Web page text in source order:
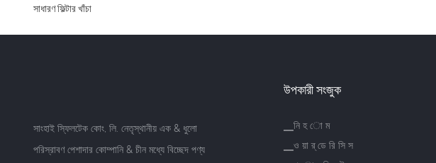
সাধারণ ফিল্টার খাঁচা
সাংহাই স্ফিলটেক কোং, লি. নেতৃস্থানীয় এক & ধুলো
পরিস্রাবণ পেশাদার কোম্পানি & চীন মধ্যে বিচ্ছেদ পণ্য
উপকারী সংজুক
▁নি হ ো ম
▁ও য়া র্ ডে রি সি স